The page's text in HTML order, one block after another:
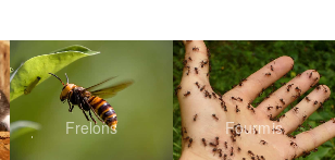
Frelons Fourmis